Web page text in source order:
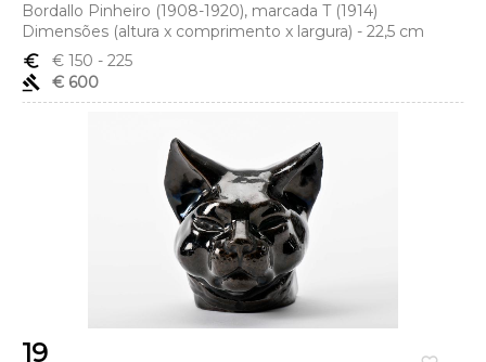
Bordallo Pinheiro (1908-1920), marcada T (1914)
Dimensões (altura x comprimento x largura) - 22,5 cm
euro_symbol
€ 150 - 225
gavel
€ 600
19